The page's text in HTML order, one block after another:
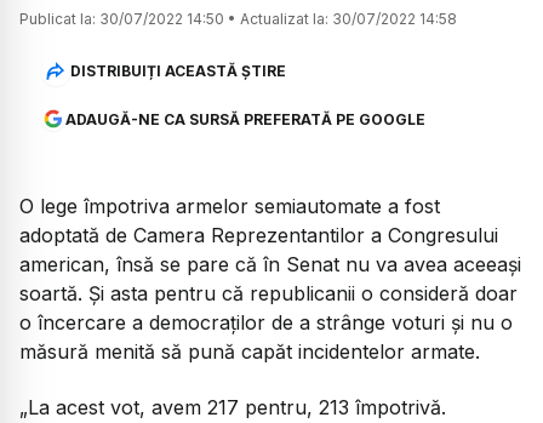
Publicat la: 30/07/2022 14:50 • Actualizat la: 30/07/2022 14:58
DISTRIBUIȚI ACEASTĂ ȘTIRE
ADAUGĂ-NE CA SURSĂ PREFERATĂ PE GOOGLE
O lege împotriva armelor semiautomate a fost
adoptată de Camera Reprezentantilor a Congresului
american, însă se pare că în Senat nu va avea aceeași
soartă. Și asta pentru că republicanii o consideră doar
o încercare a democraților de a strânge voturi și nu o
măsură menită să pună capăt incidentelor armate.
„La acest vot, avem 217 pentru, 213 împotrivă.